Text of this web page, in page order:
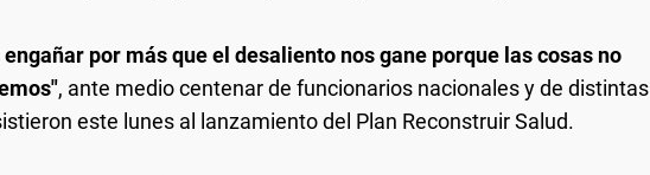
por más que el desaliento nos gane porque las cosas no
, ante medio centenar de funcionarios nacionales y de distintas
este lunes al lanzamiento del Plan Reconstruir Salud.